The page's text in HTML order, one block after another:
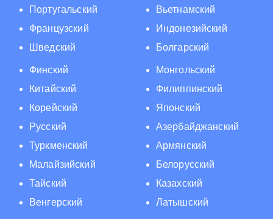
Португальский
Французский
Шведский
Вьетнамский
Индонезийский
Болгарский
Финский
Китайский
Корейский
Русский
Туркменский
Малайзийский
Тайский
Венгерский
Монгольский
Филиппинский
Японский
Азербайджанский
Армянский
Белорусский
Казахский
Латышский